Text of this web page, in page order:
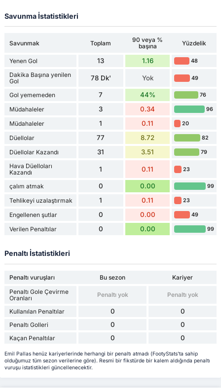
Savunma İstatistikleri
Savunmak Toplam
90 veya %
başına
Yüzdelik
Yenen Gol 13 1.16 48
Dakika Başına yenilen
Gol
78 Dk' Yok 49
Gol yememeden 7 44% 76
Müdahaleler 3 0.34 96
Müdahaleler 1 0.11 20
Düellolar 77 8.72 82
Düellolar Kazandı 31 3.51 79
Hava Düelloları
Kazandı
1 0.11 23
çalım atmak 0 0.00 99
Tehlikeyi uzalaştırmak 1 0.11 23
Engellenen şutlar 0 0.00 49
Verilen Penaltılar 0 0.00 99
Penaltı İstatistikleri
Penaltı vuruşları Bu sezon
Kariyer
Penaltı Gole Çevirme
Oranları
Penaltı yok Penaltı yok
Kullanılan Penaltılar 0 0
Penaltı Golleri 0 0
Kaçan Penaltılar 0 0
Emil Pallas henüz kariyerlerinde herhangi bir penaltı atmadı (FootyStats'ta sahip
olduğumuz tüm sezon verilerine göre). Resmi bir fikstürde bir kalem aldığında penaltı
vuruşu istatistikleri güncellenecektir.